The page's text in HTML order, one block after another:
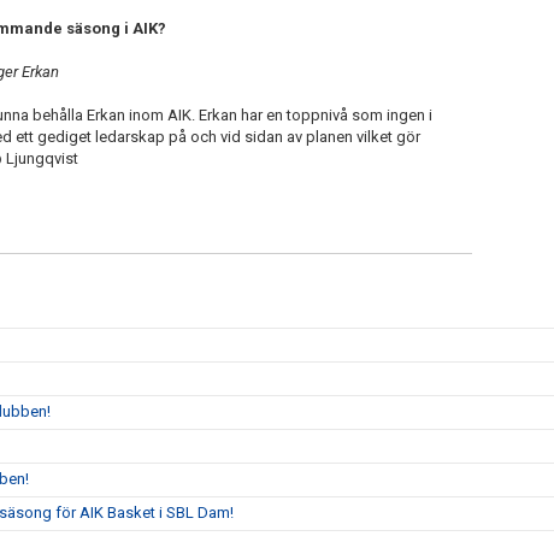
säsong i AIK?
Erkan
behålla Erkan inom AIK. Erkan har en toppnivå som ingen i
ett gediget ledarskap på och vid sidan av planen vilket gör
Ljungqvist
för AIK Basket i SBL Dam!